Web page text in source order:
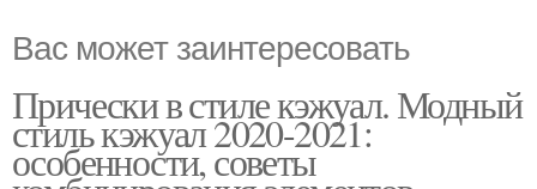
Вас может заинтересовать
Прически в стиле кэжуал. Модный
стиль кэжуал 2020-2021:
особенности, советы